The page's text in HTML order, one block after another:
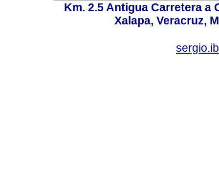
Km. 2.5 Antigua Carretera a
Xalapa, Veracruz,